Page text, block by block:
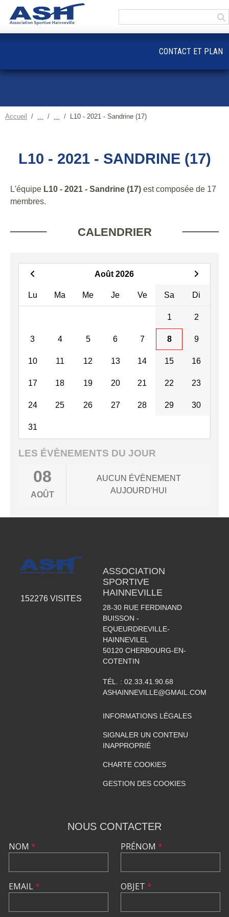
Accueil L10 - 2021 - Sandrine (17)
L10 - 2021 - SANDRINE (17)
L'équipe L10 - 2021 - Sandrine (17) est composée de 17
membres.
CALENDRIER
Août 2026
Lu Ma Me Je Ve Sa Di
1 2
3 4 5 6 7 8 9
10 11 12 13 14 15 16
17 18 19 20 21 22 23
24 25 26 27 28 29 30
31
LES ÉVÈNEMENTS DU JOUR
08
AOÛT
AUCUN ÉVÈNEMENT
AUJOURD'HUI
CONTACT ET PLAN
152276 VISITES
ASSOCIATION
SPORTIVE
HAINNEVILLE
28-30 RUE FERDINAND
BUISSON -
EQUEURDREVILLE-
HAINNEVILEL
50120 CHERBOURG-EN-
COTENTIN
TÉL. : 02.33.41.90.68
ASHAINNEVILLE@GMAIL.COM
INFORMATIONS LÉGALES
SIGNALER UN CONTENU
INAPPROPRIÉ
CHARTE COOKIES
GESTION DES COOKIES
NOUS CONTACTER
NOM *
EMAIL*
PRÉNOM *
OBJET *
Panneau de gestion des cookies